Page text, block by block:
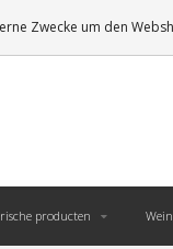
producten Wein
Zwecke um den